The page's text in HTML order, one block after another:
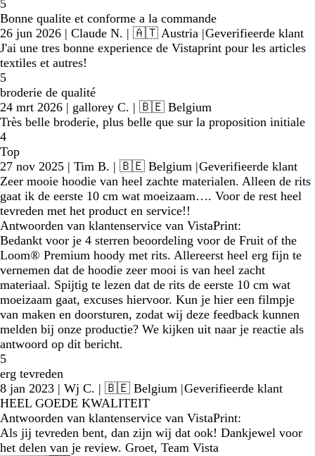
5
Bonne qualite et conforme a la commande
26 jun 2026 | Claude N. | 🇦🇹 Austria |Geverifieerde klant
J'ai une tres bonne experience de Vistaprint pour les articles
textiles et autres!
5
broderie de qualité
24 mrt 2026 | gallorey C. | 🇧🇪 Belgium
Très belle broderie, plus belle que sur la proposition initiale
4
Top
27 nov 2025 | Tim B. | 🇧🇪 Belgium |Geverifieerde klant
Zeer mooie hoodie van heel zachte materialen. Alleen de rits
gaat ik de eerste 10 cm wat moeizaam…. Voor de rest heel
tevreden met het product en service!!
Antwoorden van klantenservice van VistaPrint:
Bedankt voor je 4 sterren beoordeling voor de Fruit of the
Loom® Premium hoody met rits. Allereerst heel erg fijn te
vernemen dat de hoodie zeer mooi is van heel zacht
materiaal. Spijtig te lezen dat de rits de eerste 10 cm wat
moeizaam gaat, excuses hiervoor. Kun je hier een filmpje
van maken en doorsturen, zodat wij deze feedback kunnen
melden bij onze productie? We kijken uit naar je reactie als
antwoord op dit bericht.
5
erg tevreden
8 jan 2023 | Wj C. | 🇧🇪 Belgium |Geverifieerde klant
HEEL GOEDE KWALITEIT
Antwoorden van klantenservice van VistaPrint:
Als jij tevreden bent, dan zijn wij dat ook! Dankjewel voor
het delen van je review. Groet, Team Vista